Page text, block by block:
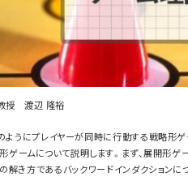
授 渡辺 隆裕
ようにプレイヤーが同時に行動する戦略形
ームについて説明します。まず、展開形ゲ
き方であるバックワードインダクションに